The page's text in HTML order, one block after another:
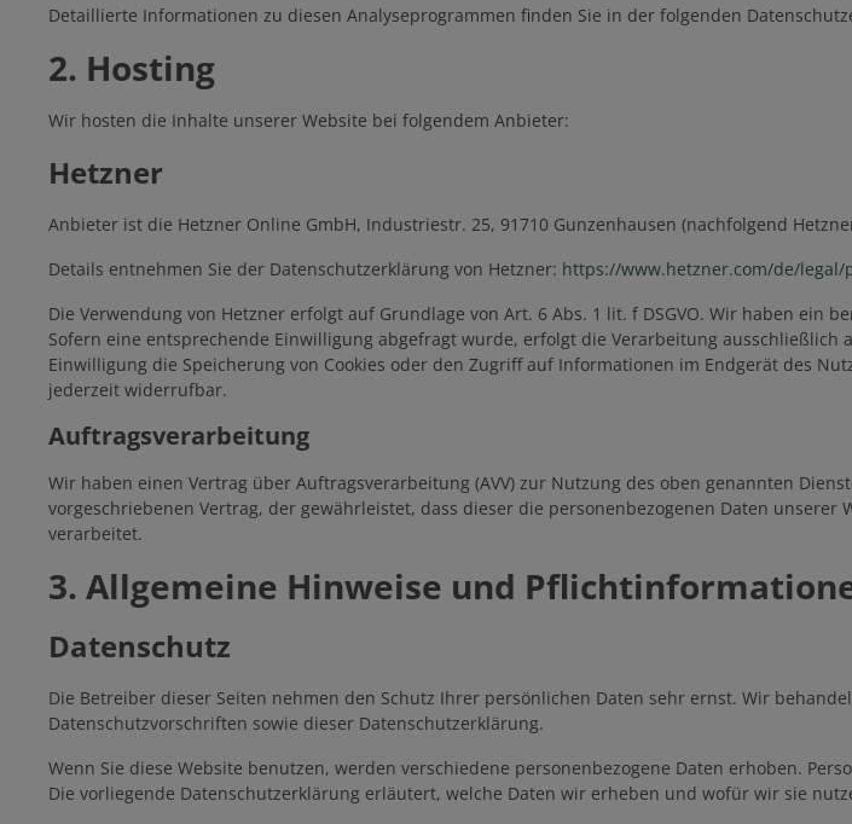
Detaillierte Informationen zu diesen Analyseprogrammen finden Sie in der folgenden
2. Hosting
Wir hosten die Inhalte unserer Website bei folgendem Anbieter:
Hetzner
Anbieter ist die Hetzner Online GmbH, Industriestr. 25, 91710 Gunzenhausen (nachfolgend
Details entnehmen Sie der Datenschutzerklärung von Hetzner: https://www.hetzner.com/de/legal/
Die Verwendung von Hetzner erfolgt auf Grundlage von Art. 6 Abs. 1 lit. f DSGVO. Wir haben ein
Sofern eine entsprechende Einwilligung abgefragt wurde, erfolgt die Verarbeitung ausschließlich
Einwilligung die Speicherung von Cookies oder den Zugriff auf Informationen im Endgerät des
jederzeit widerrufbar.
Auftragsverarbeitung
Wir haben einen Vertrag über Auftragsverarbeitung (AVV) zur Nutzung des oben genannten
vorgeschriebenen Vertrag, der gewährleistet, dass dieser die personenbezogenen Daten
verarbeitet.
3. Allgemeine Hinweise und
Datenschutz
Die Betreiber dieser Seiten nehmen den Schutz Ihrer persönlichen Daten sehr ernst. Wir
Datenschutzvorschriften sowie dieser Datenschutzerklärung.
Wenn Sie diese Website benutzen, werden verschiedene personenbezogene Daten erhoben.
Die vorliegende Datenschutzerklärung erläutert, welche Daten wir erheben und wofür wir sie